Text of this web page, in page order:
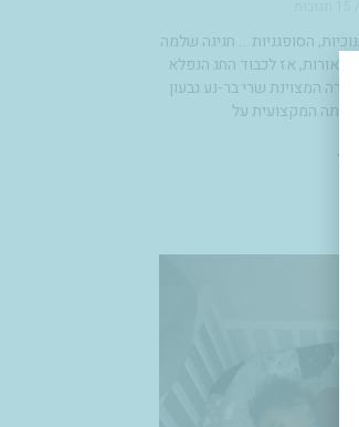
הסופגניות … חגיגה שלמה
האורות, אז לכבוד החג הנפלא
המצוינת שרי בר-נע גבעון
המקצועית על
»